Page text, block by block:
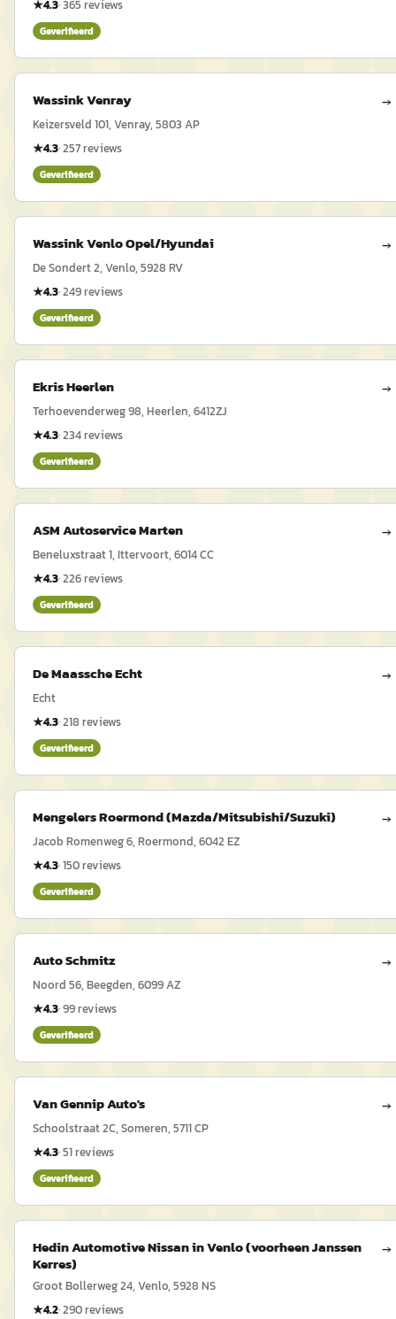
★4.3·365 reviews
Geverifieerd
Wassink Venray →
Keizersveld 101, Venray, 5803 AP
★4.3·257reviews
Geverifieerd
Wassink Venlo Opel/Hyundai →
De Sondert 2, Venlo, 5928 RV
★4.3·249reviews
Geverifieerd
Ekris Heerlen →
Terhoevenderweg 98, Heerlen, 6412ZJ
★4.3·234reviews
Geverifieerd
ASM Autoservice Marten →
Beneluxstraat 1, Ittervoort, 6014 CC
★4.3·226reviews
Geverifieerd
De Maassche Echt →
Echt
★4.3·218 reviews
Geverifieerd
Mengelers Roermond (Mazda/Mitsubishi/Suzuki) →
Jacob Romenweg 6, Roermond, 6042 EZ
★4.3·150reviews
Geverifieerd
Auto Schmitz →
Noord 56, Beegden, 6099 AZ
★4.3·99reviews
Geverifieerd
Van Gennip Auto's →
Schoolstraat 2C, Someren, 5711 CP
★4.3·51reviews
Geverifieerd
Hedin Automotive Nissan in Venlo (voorheen Janssen
Kerres)
→
Groot Bollerweg 24, Venlo, 5928 NS
★4.2·290reviews